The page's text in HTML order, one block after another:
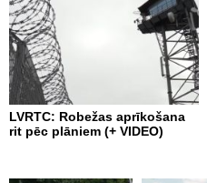
LVRTC: Robežas aprīkošana
rit pēc plāniem (+ VIDEO)